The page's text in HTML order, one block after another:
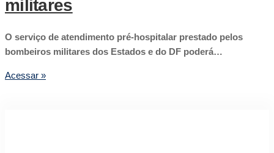
militares
O serviço de atendimento pré-hospitalar prestado pelos
bombeiros militares dos Estados e do DF poderá…
Acessar »